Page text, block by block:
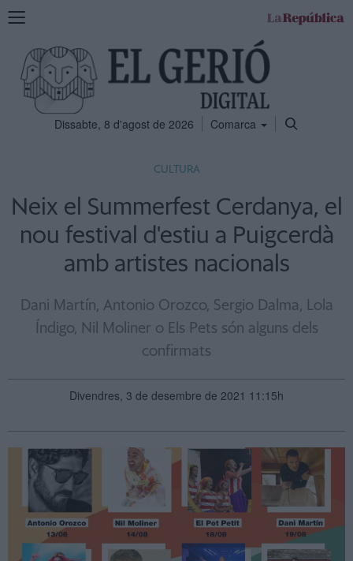
Mostra
navegació
Dissabte, 8 d'agost de 2026 Comarca
CULTURA
Neix el Summerfest Cerdanya, el
nou festival d'estiu a Puigcerdà
amb artistes nacionals
Dani Martín, Antonio Orozco, Sergio Dalma, Lola
Índigo, Nil Moliner o Els Pets són alguns dels
confirmats
Divendres, 3 de desembre de 2021 11:15h